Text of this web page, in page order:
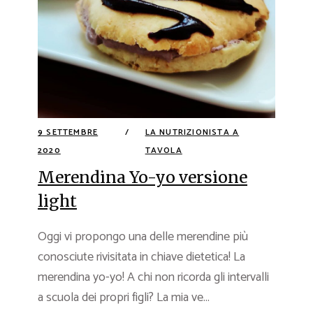
9 SETTEMBRE
2020
LA NUTRIZIONISTA A
TAVOLA
Merendina Yo-yo versione
light
Oggi vi propongo una delle merendine più
conosciute rivisitata in chiave dietetica! La
merendina yo-yo! A chi non ricorda gli intervalli
a scuola dei propri figli? La mia ve...